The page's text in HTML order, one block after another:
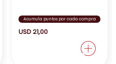
Acumula puntos por cada compra
USD21,00